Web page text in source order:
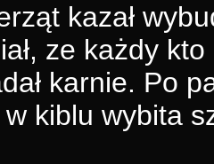
kazał
ze każdy
karnie. Po
kiblu wybita